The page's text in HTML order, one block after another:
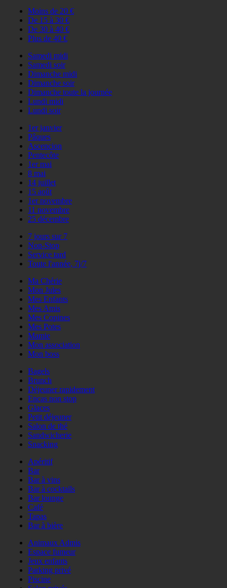
Moins de 20 €
De 15 à 30 €
De 30 à 40 €
Plus de 40 €
Samedi midi
Samedi soir
Dimanche midi
Dimanche soir
Dimanche toute la journée
Lundi midi
Lundi soir
1er janvier
Pâques
Ascencion
Pentecôte
1er mai
8 mai
14 juillet
15 août
1er novembre
11 novembre
25 décembre
7 jours sur 7
Non-Stop
Service tard
Toute l'année, 7j/7
Ma Chérie
Mon Jules
Mes Enfants
Mes Amis
Mes Copines
Mes Potes
Mamie
Mon association
Mon boss
Bagels
Brunch
Déjeuner rapidement
Encas non stop
Glaces
Petit déjeuner
Salon de thé
Sandwicherie
Snacking
Apéritif
Bar
Bar à vins
Bar à cocktails
Bar lounge
Café
Tapas
Bar à bière
Animaux Admis
Espace fumeur
Jeux enfants
Parking privé
Piscine